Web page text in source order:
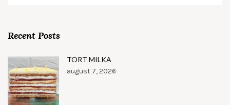
Recent Posts
TORT MILKA
august 7, 2026